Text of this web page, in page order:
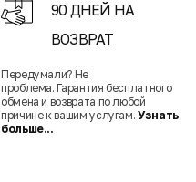
90 ДНЕЙ НА
ВОЗВРАТ
Передумали? Не
проблема. Гарантия бесплатного
обмена и возврата по любой
причине к вашим услугам. Узнать
больше...